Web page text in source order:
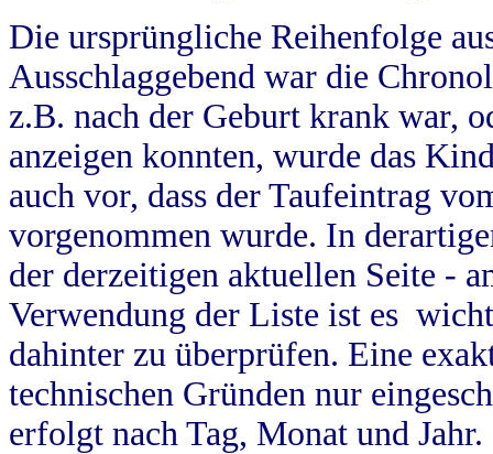
Die ursprüngliche Reihenfolge
Ausschlaggebend war die
z.B. nach der Geburt krank war,
anzeigen konnten, wurde das
auch vor, dass der Taufeintrag
vorgenommen wurde. In
der derzeitigen aktuellen Seite -
Verwendung der Liste ist es
dahinter zu überprüfen. Eine
technischen Gründen nur
erfolgt nach Tag, Monat und Jahr.